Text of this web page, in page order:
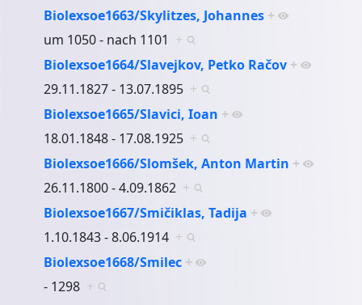
Biolexsoe1663/Skylitzes, Johannes +
um 1050 - nach 1101 +
Biolexsoe1664/Slavejkov, Petko Račov +
29.11.1827 - 13.07.1895 +
Biolexsoe1665/Slavici, Ioan +
18.01.1848 - 17.08.1925 +
Biolexsoe1666/Slomšek, Anton Martin +
26.11.1800 - 4.09.1862 +
Biolexsoe1667/Smičiklas, Tadija +
1.10.1843 - 8.06.1914 +
Biolexsoe1668/Smilec +
- 1298 +